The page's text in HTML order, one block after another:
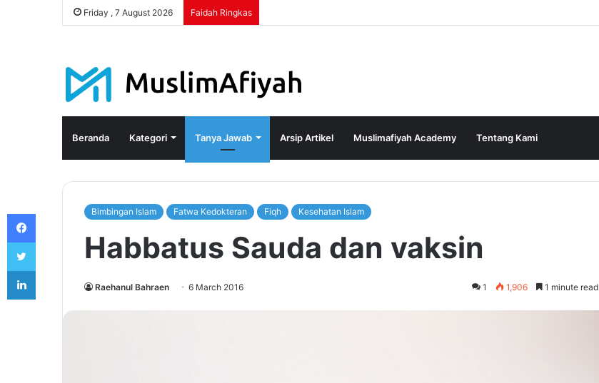
Friday , 7 August 2026 Faidah Ringkas
Beranda Kategori Tanya Jawab Arsip Artikel Muslimafiyah Academy Tentang Kami
Bimbingan Islam Fatwa Kedokteran Fiqh Kesehatan Islam
Habbatus Sauda dan vaksin
Raehanul Bahraen 6 March 2016 1 1,906 1 minute read
Facebook
Twitter
LinkedIn